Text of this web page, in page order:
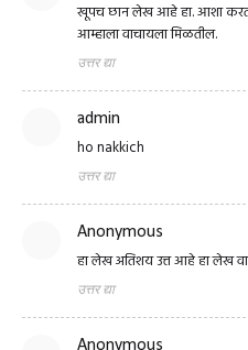
खूपच छान लेख आहे हा. आशा
आम्हाला वाचायला मिळतील.
उत्तर द्या
admin
ho nakkich
उत्तर द्या
Anonymous
हा लेख अतिशय उत्त आहे हा लेख
उत्तर द्या
Anonymous